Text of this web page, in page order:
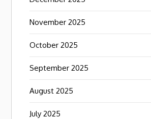
November 2025
October 2025
September 2025
August 2025
July 2025